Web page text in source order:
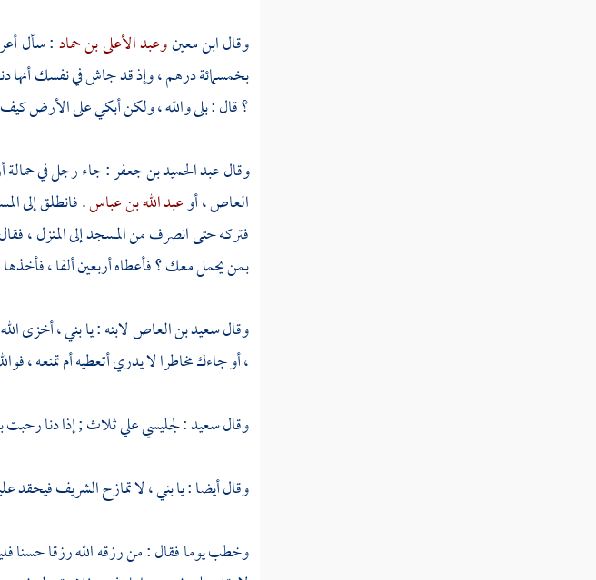
وقالابن معينوعبد الأعلى بن حماد: سأل
بخمسمائة درهم ، وإذ قد جاش في نفسك أنها
؟ قال : بلى والله ، ولكن أبكي على الأرض
وقالعبد الحميد بن جعفر: جاء رجل في حمالة
العاص، أوعبد الله بن عباس. فانطلق إلى
فتركه حتى انصرف من المسجد إلى المنزل ،
بمن يحمل معك ؟ فأعطاه أربعين ألفا ،
وقالسعيد بن العاصلابنه : يا بني ، أخزى
، أو جاءك مخاطرا لا يدري أتعطيه أم تمنعه ،
وقالسعيد: لجليسي علي ثلاث ; إذا دنا
وقال أيضا : يا بني ، لا تمازح الشريف فيحقد
وخطب يوما فقال : من رزقه الله رزقا حسنا